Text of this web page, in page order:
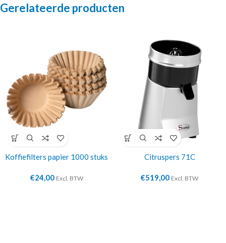
Gerelateerde producten
Koffiefilters papier 1000 stuks
€24,00 Excl. BTW
Citruspers 71C
€519,00 Excl. BTW